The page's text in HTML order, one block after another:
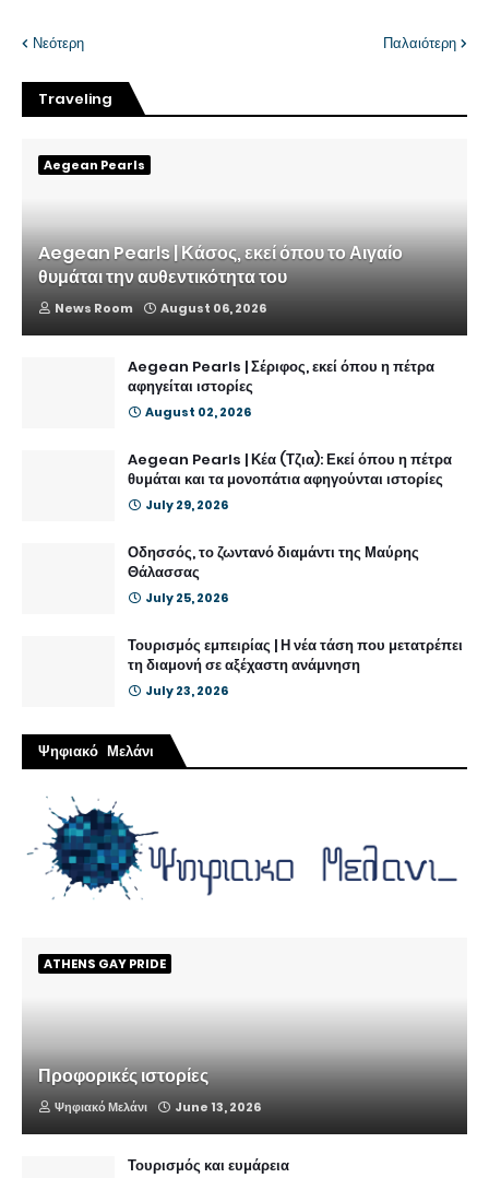
Νεότερη Παλαιότερη
Traveling
Aegean Pearls
Aegean Pearls | Κάσος, εκεί όπου το Αιγαίο
θυμάται την αυθεντικότητα του
News Room August 06, 2026
Aegean Pearls | Σέριφος, εκεί όπου η πέτρα
αφηγείται ιστορίες
August 02, 2026
Aegean Pearls | Κέα (Τζια): Εκεί όπου η πέτρα
θυμάται και τα μονοπάτια αφηγούνται ιστορίες
July 29, 2026
Οδησσός, το ζωντανό διαμάντι της Μαύρης
Θάλασσας
July 25, 2026
Τουρισμός εμπειρίας | Η νέα τάση που μετατρέπει
τη διαμονή σε αξέχαστη ανάμνηση
July 23, 2026
Ψηφιακό Μελάνι
ATHENS GAY PRIDE
Προφορικές ιστορίες
Ψηφιακό Μελάνι June 13, 2026
Τουρισμός και ευμάρεια